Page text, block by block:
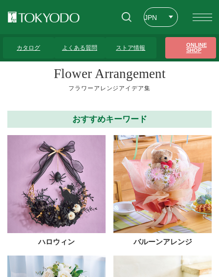
JPN
カタログ よくある質問 ストア情報
ONLINE
SHOP
10ページ
Flower Arrangement
フラワーアレンジアイデア集
おすすめキーワード
ハロウィン バルーンアレンジ